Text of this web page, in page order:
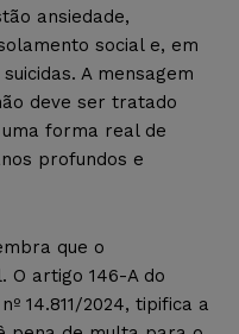
ansiedade,
social e, em
A mensagem
deve ser tratado
uma forma real de
profundos e
que o
O artigo 146-A do
14.811/2024, tipifica a